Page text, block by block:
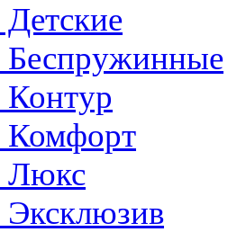
Беспружинные
Комфорт
Люкс